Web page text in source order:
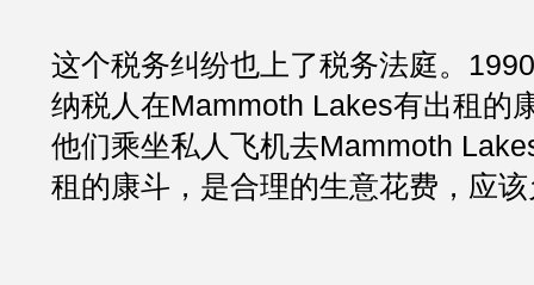
这个税务纠纷也上了税务法庭。
纳税人在Mammoth Lakes有出租的
他们乘坐私人飞机去Mammoth
租的康斗，是合理的生意花费，应